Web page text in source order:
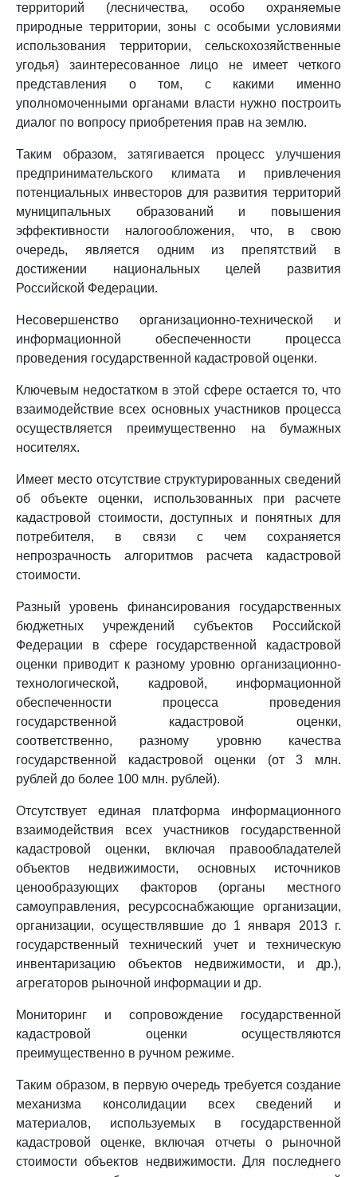
территорий (лесничества, особо охраняемые
природные территории, зоны с особыми условиями
использования территории, сельскохозяйственные
угодья) заинтересованное лицо не имеет четкого
представления о том, с какими именно
уполномоченными органами власти нужно построить
диалог по вопросу приобретения прав на землю.
Таким образом, затягивается процесс улучшения
предпринимательского климата и привлечения
потенциальных инвесторов для развития территорий
муниципальных образований и повышения
эффективности налогообложения, что, в свою
очередь, является одним из препятствий в
достижении национальных целей развития
Российской Федерации.
Несовершенство организационно-технической и
информационной обеспеченности процесса
проведения государственной кадастровой оценки.
Ключевым недостатком в этой сфере остается то, что
взаимодействие всех основных участников процесса
осуществляется преимущественно на бумажных
носителях.
Имеет место отсутствие структурированных сведений
об объекте оценки, использованных при расчете
кадастровой стоимости, доступных и понятных для
потребителя, в связи с чем сохраняется
непрозрачность алгоритмов расчета кадастровой
стоимости.
Разный уровень финансирования государственных
бюджетных учреждений субъектов Российской
Федерации в сфере государственной кадастровой
оценки приводит к разному уровню организационно-
технологической, кадровой, информационной
обеспеченности процесса проведения
государственной кадастровой оценки,
соответственно, разному уровню качества
государственной кадастровой оценки (от 3 млн.
рублей до более 100 млн. рублей).
Отсутствует единая платформа информационного
взаимодействия всех участников государственной
кадастровой оценки, включая правообладателей
объектов недвижимости, основных источников
ценообразующих факторов (органы местного
самоуправления, ресурсоснабжающие организации,
организации, осуществлявшие до 1 января 2013 г.
государственный технический учет и техническую
инвентаризацию объектов недвижимости, и др.),
агрегаторов рыночной информации и др.
Мониторинг и сопровождение государственной
кадастровой оценки осуществляются
преимущественно в ручном режиме.
Таким образом, в первую очередь требуется создание
механизма консолидации всех сведений и
материалов, используемых в государственной
кадастровой оценке, включая отчеты о рыночной
стоимости объектов недвижимости. Для последнего